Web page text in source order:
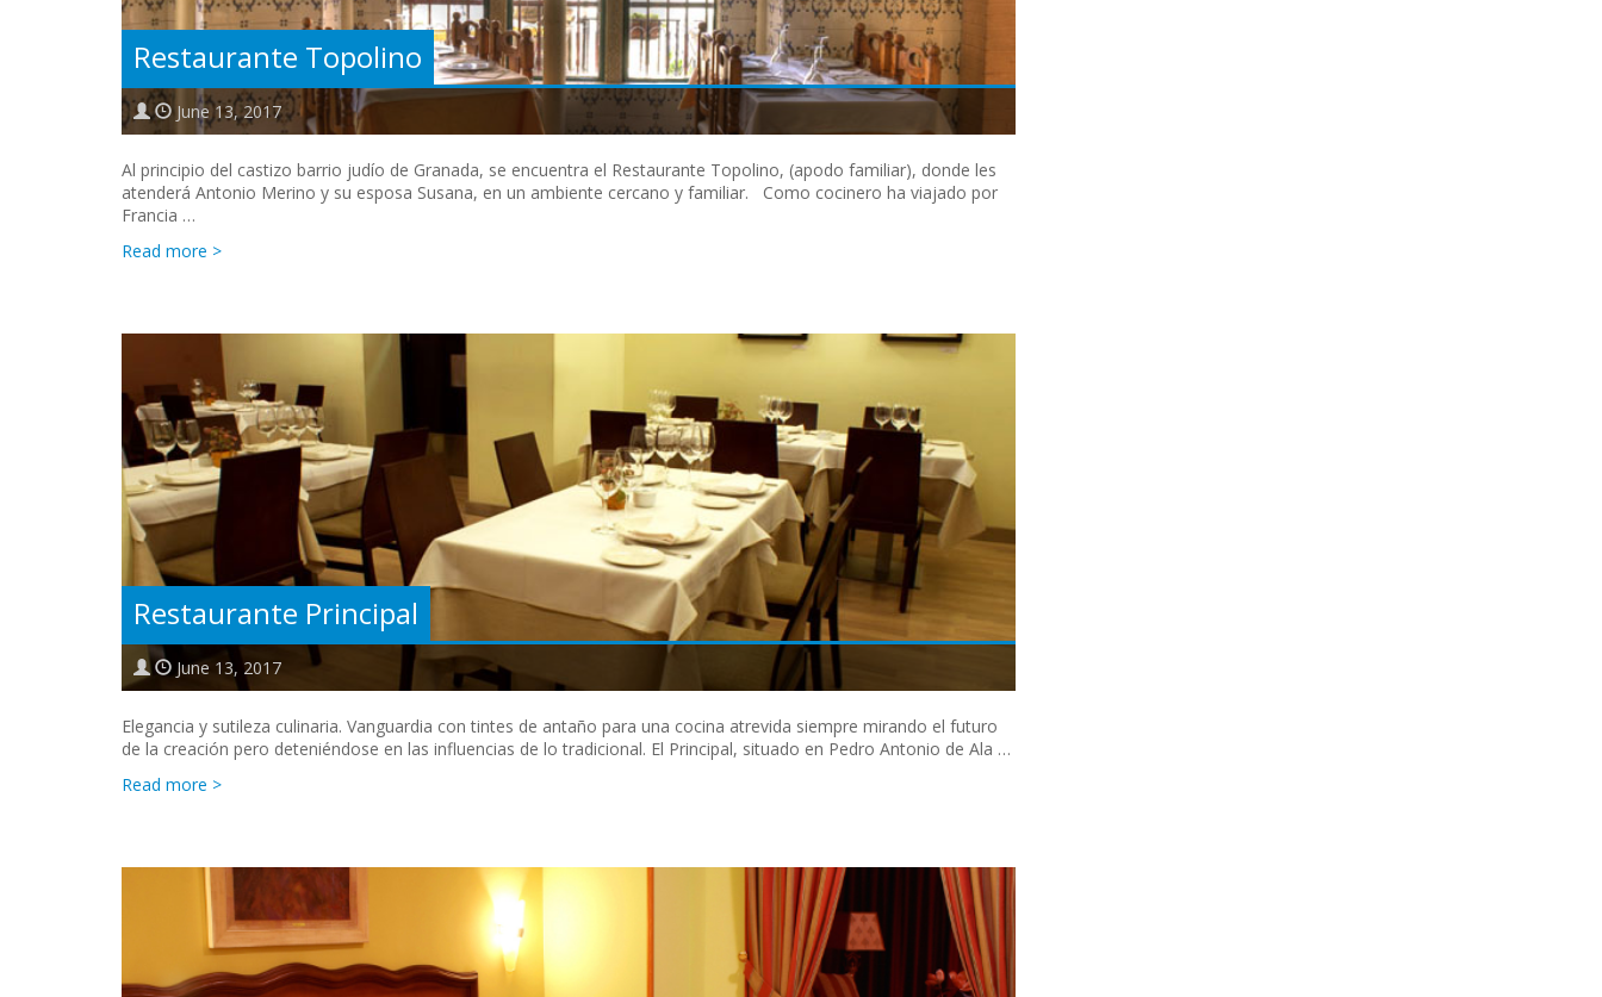
Restaurante Topolino
June 13, 2017
Al principio del castizo barrio judío de Granada, se encuentra el Restaurante Topolino, (apodo familiar), donde les
atenderá Antonio Merino y su esposa Susana, en un ambiente cercano y familiar. Como cocinero ha viajado por
Francia …
Read more >
Restaurante Principal
June 13, 2017
Elegancia y sutileza culinaria. Vanguardia con tintes de antaño para una cocina atrevida siempre mirando el futuro
de la creación pero deteniéndose en las influencias de lo tradicional. El Principal, situado en Pedro Antonio de Ala …
Read more >